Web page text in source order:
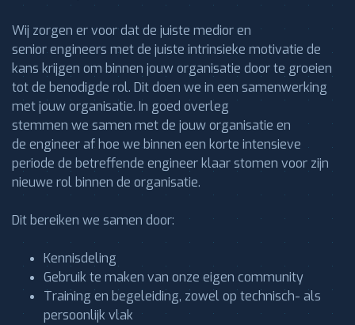
Wij zorgen er voor dat de juiste medior en
senior engineers met de juiste intrinsieke motivatie de
kans krijgen om binnen jouw organisatie door te groeien
tot de benodigde rol. Dit doen we in een samenwerking
met jouw organisatie. In goed overleg
stemmen we samen met de jouw organisatie en
de engineer af hoe we binnen een korte intensieve
periode de betreffende engineer klaar stomen voor zijn
nieuwe rol binnen de organisatie.
Dit bereiken we samen door:
Kennisdeling
Gebruik te maken van onze eigen community
Training en begeleiding, zowel op technisch- als
persoonlijk vlak